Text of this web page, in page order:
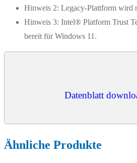
Hinweis 2: Legacy-Plattform wird
Hinweis 3: Intel® Platform Trust
bereit für Windows 11.
Datenblatt
Ähnliche Produkte